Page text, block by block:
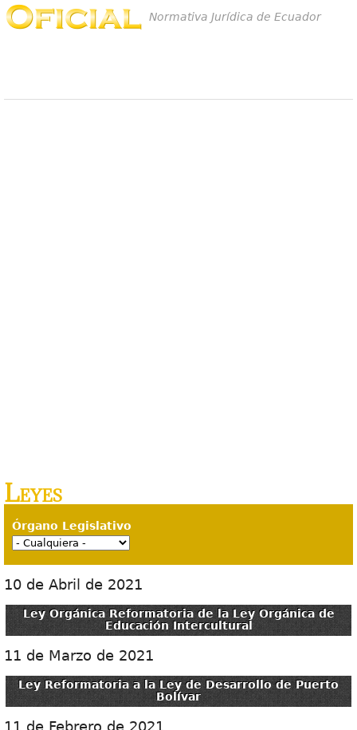
Normativa Jurídica de Ecuador
Leyes
Órgano Legislativo
10 de Abril de 2021
Ley Orgánica Reformatoria de la Ley Orgánica de
Educación Intercultural
11 de Marzo de 2021
Ley Reformatoria a la Ley de Desarrollo de Puerto
Bolívar
11 de Febrero de 2021